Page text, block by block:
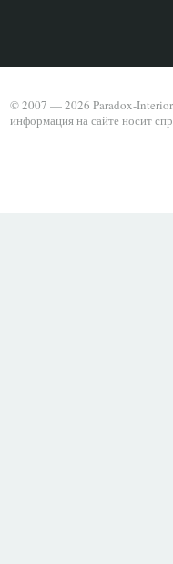
© 2007 — 2026 Paradox-
информация на сайте носит